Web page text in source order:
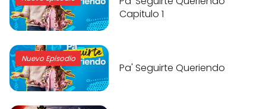
Capitulo 1
Nuevo Episodio
Pa' Seguirte Queriendo